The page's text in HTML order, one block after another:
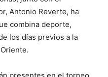
Antonio Reverte, ha
combina deporte,
los días previos a la